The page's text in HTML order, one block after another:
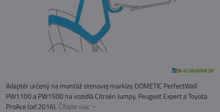
Adaptér určený na montáž stenovej markízy DOMETIC PerfectWall
PW1100 a PW1500 na vozidlá Citroën Jumpy, Peugeot Expert a Toyota
ProAce (od 2016). Čítajte viac